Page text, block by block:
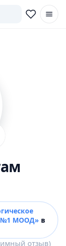
№1 МООД» в
отзыв)